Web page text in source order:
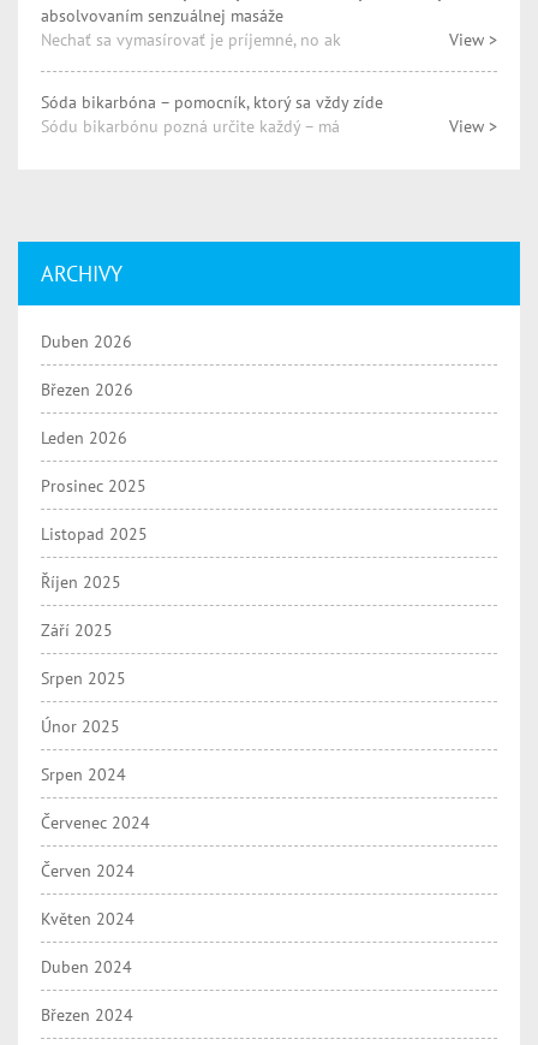
absolvovaním senzuálnej masáže
Nechať sa vymasírovať je príjemné, no ak
View >
Sóda bikarbóna – pomocník, ktorý sa vždy zíde
Sódu bikarbónu pozná určite každý – má
View >
ARCHIVY
Duben 2026
Březen 2026
Leden 2026
Prosinec 2025
Listopad 2025
Říjen 2025
Září 2025
Srpen 2025
Únor 2025
Srpen 2024
Červenec 2024
Červen 2024
Květen 2024
Duben 2024
Březen 2024